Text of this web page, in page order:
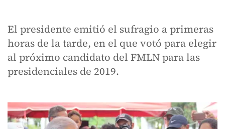
El presidente emitió el sufragio a primeras
horas de la tarde, en el que votó para elegir
al próximo candidato del FMLN para las
presidenciales de 2019.